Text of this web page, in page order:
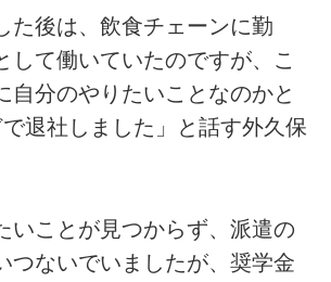
た後は、飲食チェーンに勤
して働いていたのですが、こ
自分のやりたいことなのかと
退社しました」と話す外久保
いことが見つからず、派遣の
つないでいましたが、奨学金